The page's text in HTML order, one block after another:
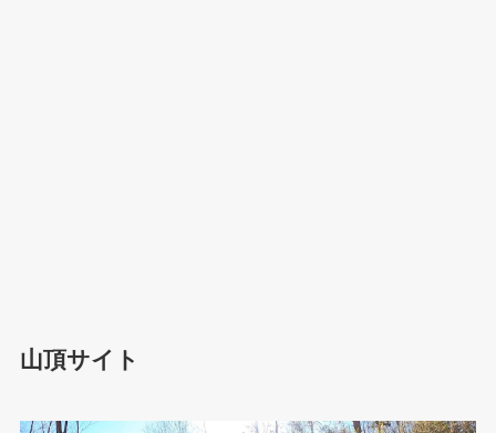
山頂サイト